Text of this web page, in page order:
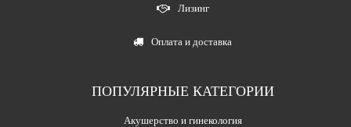
Лизинг
Оплата и доставка
ПОПУЛЯРНЫЕ КАТЕГОРИИ
Акушерство и гинекология